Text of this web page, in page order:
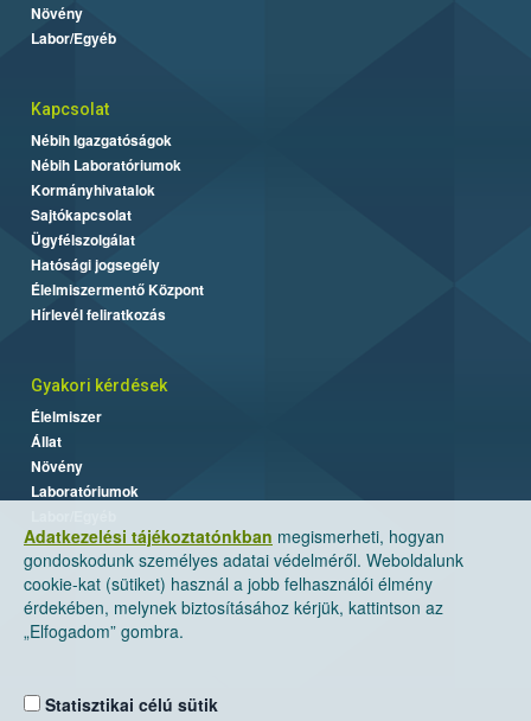
Adatkezelési tájékoztatónkban megismerheti, hogyan
gondoskodunk személyes adatai védelméről. Weboldalunk
cookie-kat (sütiket) használ a jobb felhasználói élmény
érdekében, melynek biztosításához kérjük, kattintson az
„Elfogadom” gombra.
Statisztikai célú sütik
Növény
Labor/Egyéb
Kapcsolat
Nébih Igazgatóságok
Nébih Laboratóriumok
Kormányhivatalok
Sajtókapcsolat
Ügyfélszolgálat
Hatósági jogsegély
Élelmiszermentő Központ
Hírlevél feliratkozás
Gyakori kérdések
Élelmiszer
Állat
Növény
Laboratóriumok